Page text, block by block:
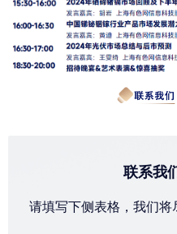
联系我
请填写下侧表格，我们将